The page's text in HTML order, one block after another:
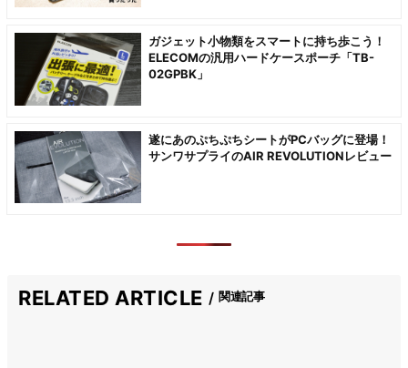
ガジェット小物類をスマートに持ち歩こう！
ELECOMの汎用ハードケースポーチ「TB-
02GPBK」
遂にあのぷちぷちシートがPCバッグに登場！
サンワサプライのAIR REVOLUTIONレビュー
RELATED ARTICLE 関連記事